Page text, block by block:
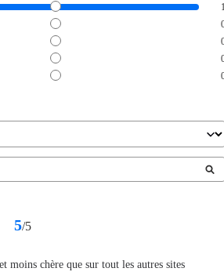
5/5
moins chère que sur tout les autres sites